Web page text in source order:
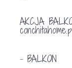
AKCJA
- BALKON